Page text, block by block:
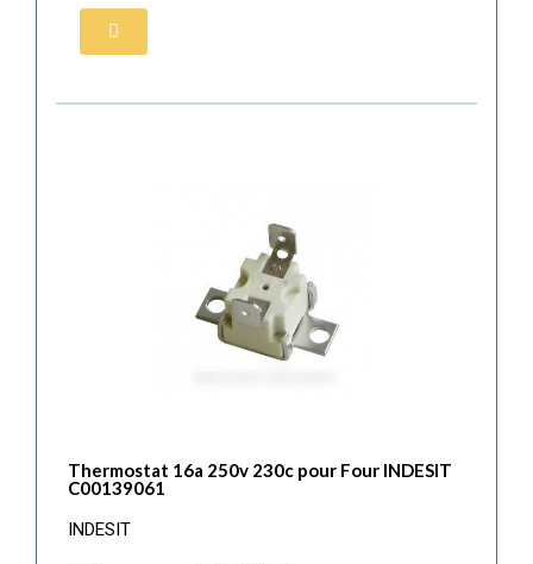
Thermostat 16a 250v 230c pour Four INDESIT
C00139061
INDESIT